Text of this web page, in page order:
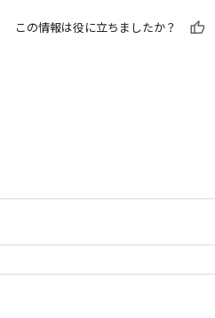
この情報は役に立ちましたか？